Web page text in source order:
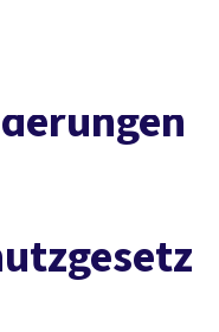
Politik vor Ort
Service